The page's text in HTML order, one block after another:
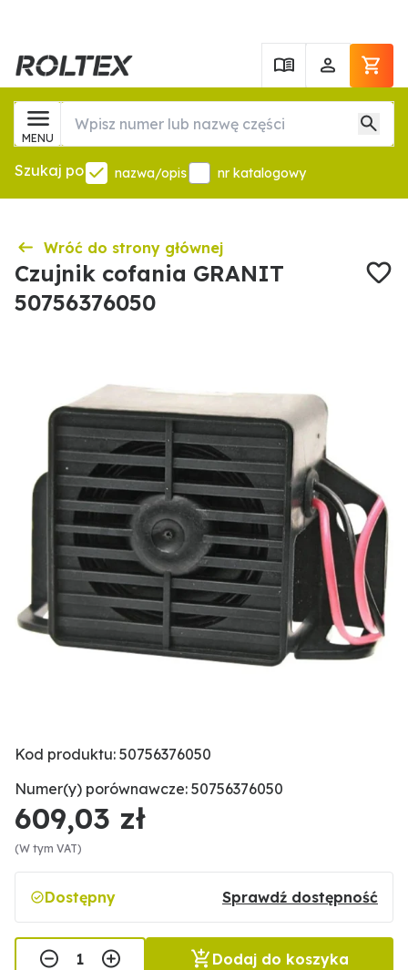
MENU
Szukaj po nazwa/opis nr katalogowy
Wróć do strony głównej
Czujnik cofania GRANIT
50756376050
Kod produktu: 50756376050
Numer(y) porównawcze: 50756376050
609,03 zł
(W tym VAT)
Dostępny Sprawdź dostępność
Dodaj do koszyka